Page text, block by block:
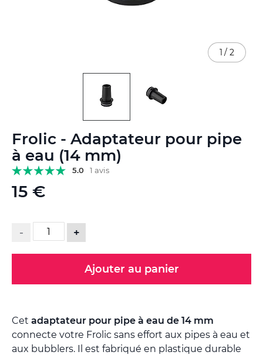
Frolic - Adaptateur pour pipe
à eau (14 mm)
5.0 1 avis
15 €
- +
Ajouter au panier
Cet adaptateur pour pipe à eau de 14 mm
connecte votre Frolic sans effort aux pipes à eau et
aux bubblers. Il est fabriqué en plastique durable
1 / 2
to
the
beginning
of
the
images